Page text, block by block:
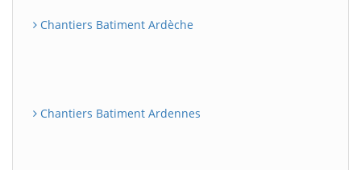
Chantiers Batiment Ardèche
Chantiers Batiment Ardennes